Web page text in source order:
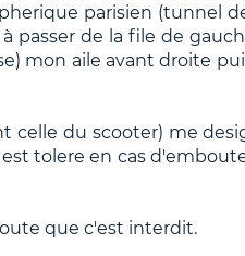
parisien (tunnel
passer de la file de
mon aile avant droite
celle du scooter) me
tolere en cas
que c'est interdit.